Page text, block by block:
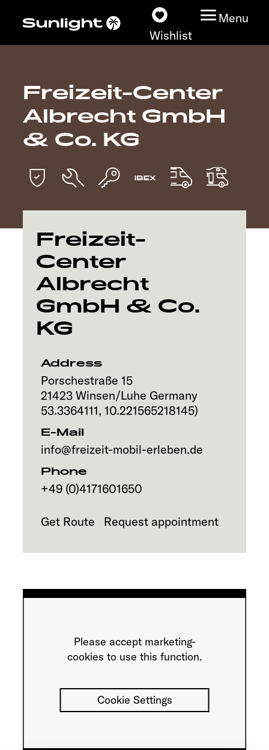
Wishlist
Menu
Models
Configurator
Vehicle Guide
Explore
Service
Freizeit-Center
Albrecht GmbH
& Co. KG
Freizeit-
Center
Albrecht
GmbH & Co.
KG
Address
Porschestraße 15
21423 Winsen/Luhe Germany
53.3364111, 10.221565218145)
E-Mail
info@freizeit-mobil-erleben.de
Phone
+49 (0)4171601650
Get Route Request appointment
Please accept marketing-
cookies to use this function.
Cookie Settings